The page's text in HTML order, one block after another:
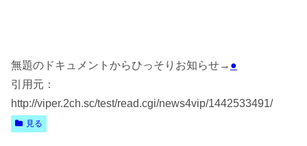
無題のドキュメントからひっそりお知らせ→ ●
引用元：
http://viper.2ch.sc/test/read.cgi/news4vip/1442533491/
見る